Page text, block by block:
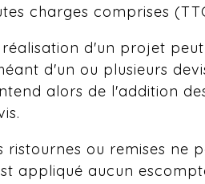
charges comprises
réalisation d'un projet
d'un ou plusieurs
alors de l'addition
ristournes ou remises ne
appliqué aucun